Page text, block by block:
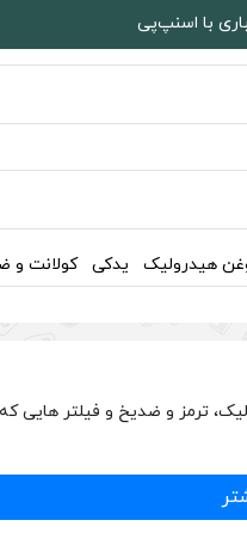
با اسنپ‌پی
هیدرولیک یدکی کولانت و
ترمز و ضدیخ و فیلتر هایی